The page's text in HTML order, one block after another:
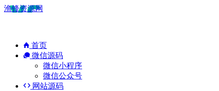
渔锋资源网
首页
微信源码
微信小程序
微信公众号
网站源码